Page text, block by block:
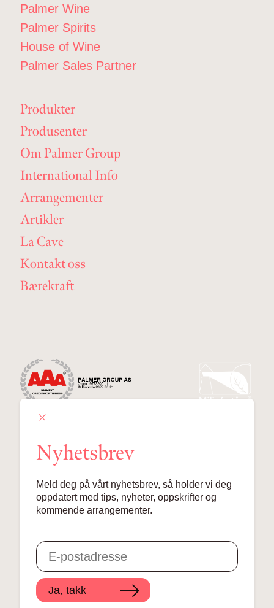
Palmer Wine
Palmer Spirits
House of Wine
Palmer Sales Partner
Produkter
Produsenter
Om Palmer Group
International Info
Arrangementer
Artikler
La Cave
Kontakt oss
Bærekraft
Lille Grensen 7, 0159 Oslo
© 2024 Palmer Group AS
Nyhetsbrev
Meld deg på vårt nyhetsbrev, så holder vi deg
oppdatert med tips, nyheter, oppskrifter og
kommende arrangementer.
Ja, takk